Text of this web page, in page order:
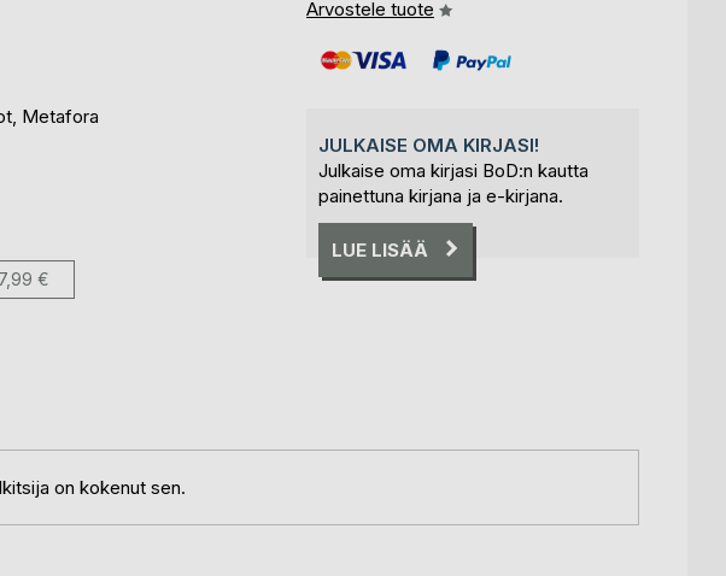
Metafora
7,99 €
Arvostele tuote
JULKAISE OMA KIRJASI!
Julkaise oma kirjasi BoD:n kautta
painettuna kirjana ja e-kirjana.
LUE LISÄÄ
on kokenut sen.